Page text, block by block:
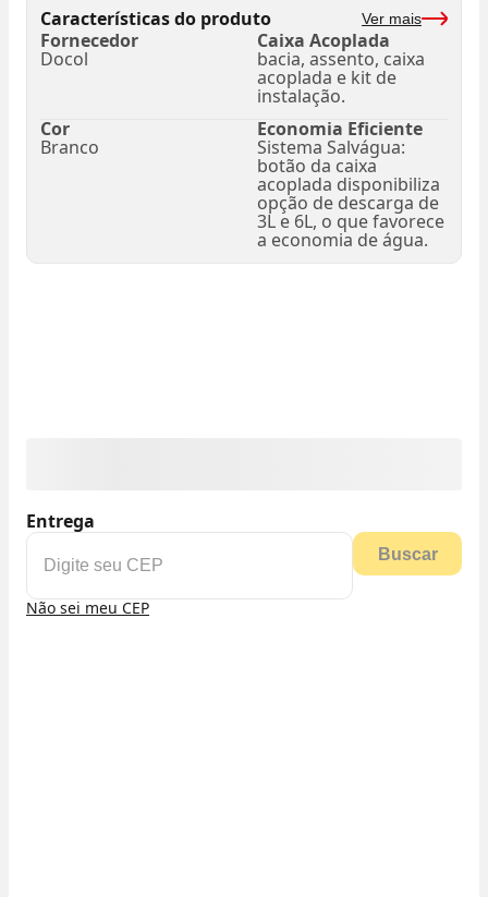
Características do produto Ver mais
Fornecedor
Docol
Caixa Acoplada
bacia, assento, caixa
acoplada e kit de
instalação.
Cor
Branco
Economia Eficiente
Sistema Salvágua:
botão da caixa
acoplada disponibiliza
opção de descarga de
3L e 6L, o que favorece
a economia de água.
Entrega
Buscar
Não sei meu CEP